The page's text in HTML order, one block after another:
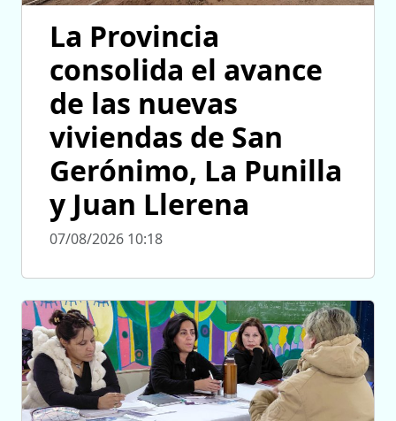
La Provincia
consolida el avance
de las nuevas
viviendas de San
Gerónimo, La Punilla
y Juan Llerena
07/08/2026 10:18